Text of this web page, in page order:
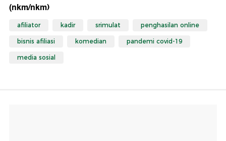
(nkm/nkm)
afiliator kadir srimulat penghasilan online
bisnis afiliasi komedian pandemi covid-19
media sosial